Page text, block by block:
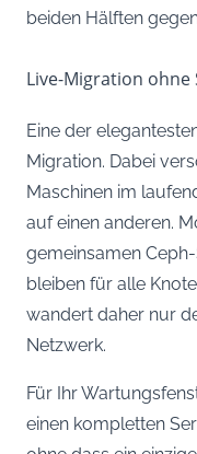
beiden Hälften
Live-Migration ohne
Eine der
Migration. Dabei
Maschinen im
auf einen anderen.
gemeinsamen
bleiben für alle
wandert daher nur
Netzwerk.
Für Ihr
einen kompletten